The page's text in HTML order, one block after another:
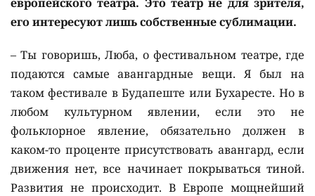
его интересуют лишь собственные сублимации.
– Ты говоришь, Люба, о фестивальном театре, где
подаются самые авангардные вещи. Я был на
таком фестивале в Будапеште или Бухаресте. Но в
любом культурном явлении, если это не
фольклорное явление, обязательно должен в
каком-то проценте присутствовать авангард, если
движения нет, все начинает покрываться тиной.
Развития не происходит. В Европе мощнейший